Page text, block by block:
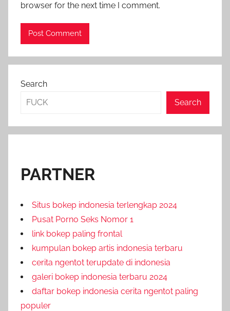
browser for the next time I comment.
Search
Search
PARTNER
Situs bokep indonesia terlengkap 2024
Pusat Porno Seks Nomor 1
link bokep paling frontal
kumpulan bokep artis indonesia terbaru
cerita ngentot terupdate di indonesia
galeri bokep indonesia terbaru 2024
daftar bokep indonesia cerita ngentot paling
populer